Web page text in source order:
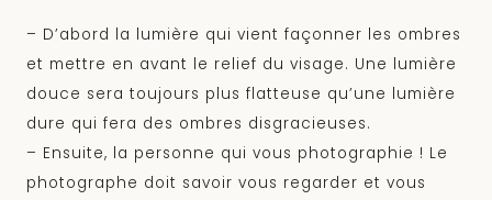
– D’abord la lumière qui vient façonner les ombres
et mettre en avant le relief du visage. Une lumière
douce sera toujours plus flatteuse qu’une lumière
dure qui fera des ombres disgracieuses.
– Ensuite, la personne qui vous photographie ! Le
photographe doit savoir vous regarder et vous